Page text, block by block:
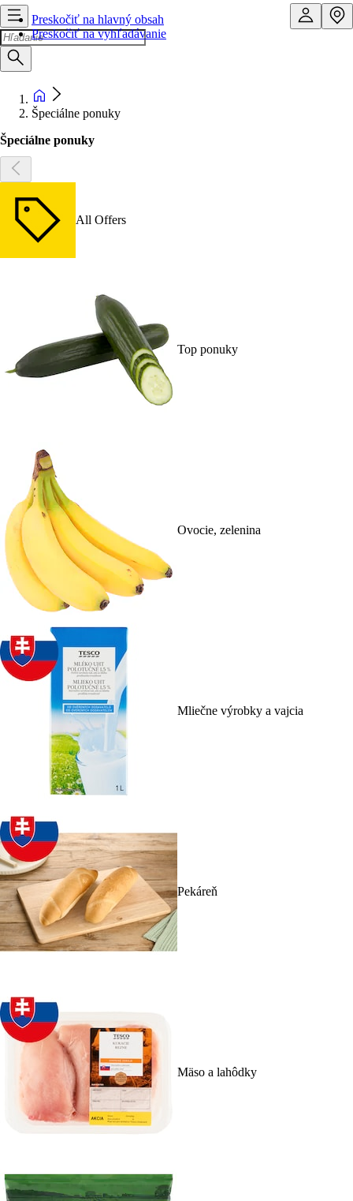
Preskočiť na hlavný obsah
Preskočiť na vyhľadávanie
Špeciálne ponuky
Špeciálne ponuky
All Offers
Top ponuky
Ovocie, zelenina
Mliečne výrobky a vajcia
Pekáreň
Mäso a lahôdky